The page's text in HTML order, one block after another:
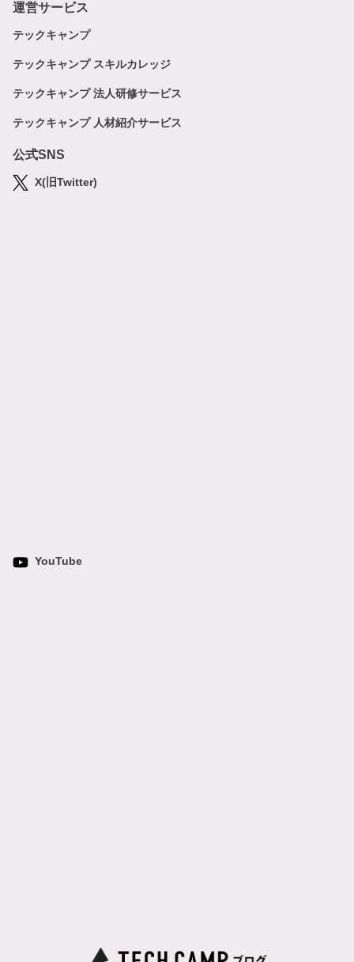
運営サービス
テックキャンプ
テックキャンプ スキルカレッジ
テックキャンプ 法人研修サービス
テックキャンプ 人材紹介サービス
公式SNS
X(旧Twitter)
YouTube